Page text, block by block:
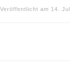
Veröffentlicht am 14.